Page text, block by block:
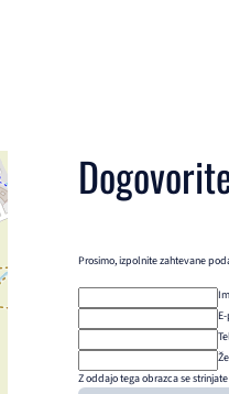
Prosimo, izpolnite zahtevane
Z oddajo tega obrazca se